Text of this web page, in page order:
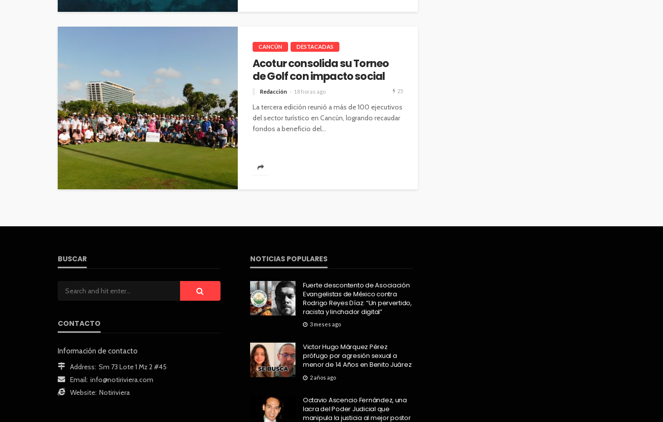
CANCÚN DESTACADAS
Acotur consolida su Torneo
de Golf con impacto social
Redacción 18 horas ago 25
La tercera edición reunió a más de 100 ejecutivos
del sector turístico en Cancún, logrando recaudar
fondos a beneficio del...
BUSCAR
CONTACTO
Información de contacto
Address: Sm 73 Lote 1 Mz 2 #45
Email: info@notiriviera.com
Website: Notiriviera
NOTICIAS POPULARES
Fuerte descontento de Asociación
Evangelistas de México contra
Rodrigo Reyes Díaz: “Un pervertido,
racista y linchador digital”
3 meses ago
Victor Hugo Márquez Pérez
prófugo por agresión sexual a
menor de 14 Años en Benito Juárez
2 años ago
Octavio Ascencio Fernández, una
lacra del Poder Judicial que
manipula la justicia al mejor postor